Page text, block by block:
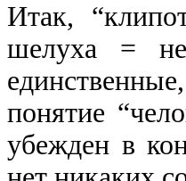
Итак,
шелуха =
понятие
убежден в